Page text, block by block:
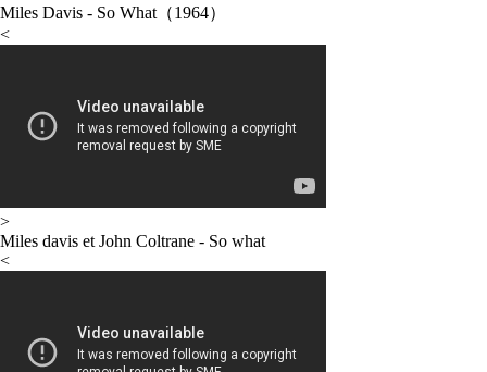
Miles Davis - So What（1964）
<
>
Miles davis et John Coltrane - So what
<